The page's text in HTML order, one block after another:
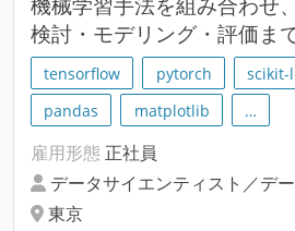
検討・モデリング・評価ま
tensorflow pytorch scikit-
pandas
matplotlib …
雇用形態 正社員
データサイエンティスト／デ
東京